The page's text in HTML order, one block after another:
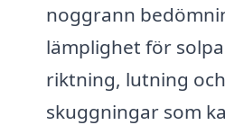
noggrann
lämplighet för
riktning, lutning
skuggningar som